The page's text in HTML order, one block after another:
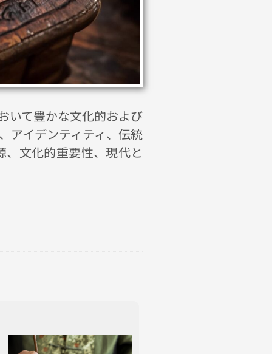
いて豊かな文化的および
アイデンティティ、伝統
文化的重要性、現代と